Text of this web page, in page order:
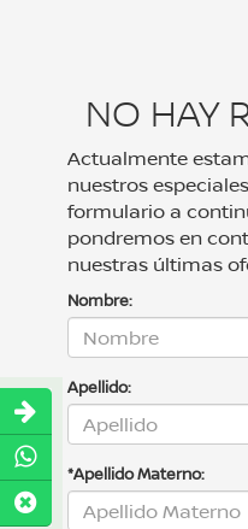
NO HAY
Actualmente
nuestros
formulario a
pondremos en
nuestras últimas
Nombre:
Apellido:
*Apellido Materno: